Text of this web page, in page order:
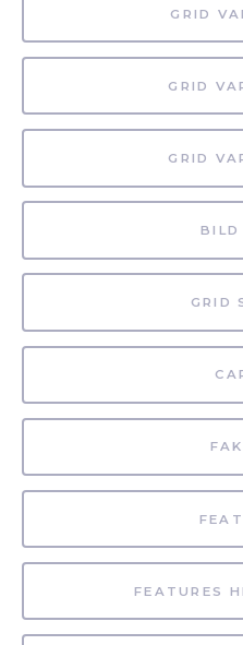
GRID
GRID
GRID
BILD
GRID
FEATURES